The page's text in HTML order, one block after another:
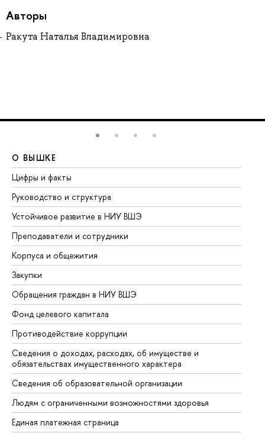
Авторы
Ракута Наталья Владимировна
О ВЫШКЕ
Цифры и факты
Руководство и структура
Устойчивое развитие в НИУ ВШЭ
Преподаватели и сотрудники
Корпуса и общежития
Закупки
Обращения граждан в НИУ ВШЭ
Фонд целевого капитала
Противодействие коррупции
Сведения о доходах, расходах, об имуществе и
обязательствах имущественного характера
Сведения об образовательной организации
Людям с ограниченными возможностями здоровья
Единая платежная страница